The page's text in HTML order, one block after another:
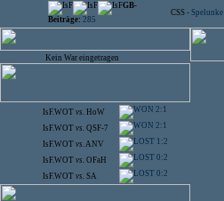
GB-
Beiträge: 285
CSS - Spelunke
Kein War eingetragen
IsF.WOT vs. HoW 2:1
IsF.WOT vs. QSF-7 2:1
IsF.WOT vs.ANV 1:2
IsF.WOT vs. OFaH 0:2
IsF.WOT vs. SA 0:2